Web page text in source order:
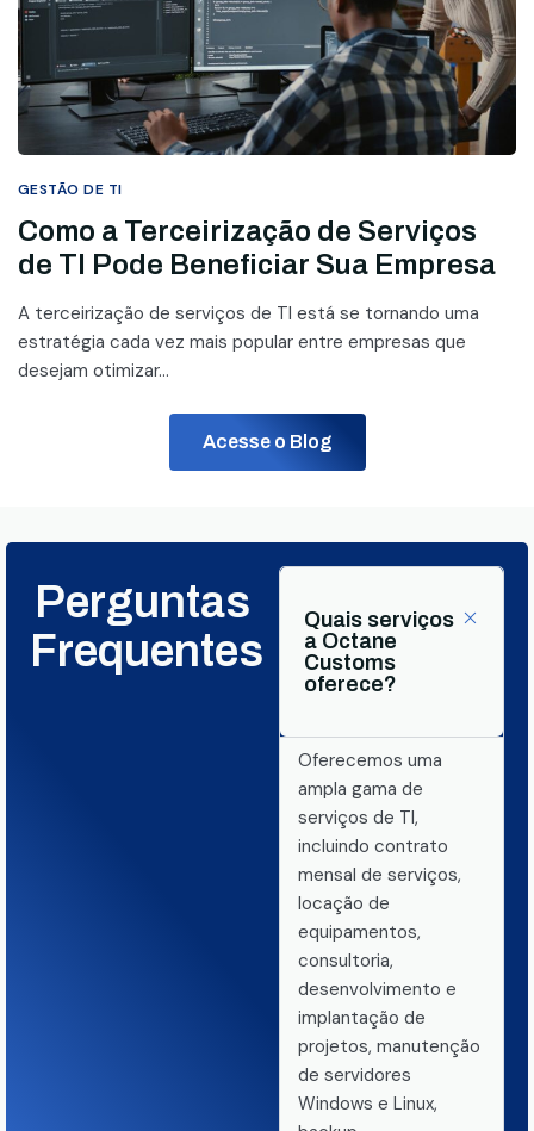
GESTÃO DE TI
Como a Terceirização de Serviços
de TI Pode Beneficiar Sua Empresa
A terceirização de serviços de TI está se tornando uma
estratégia cada vez mais popular entre empresas que
desejam otimizar...
Acesse o Blog
Perguntas
Frequentes
Quais serviços
a Octane
Customs
oferece?
Oferecemos uma
ampla gama de
serviços de TI,
incluindo contrato
mensal de serviços,
locação de
equipamentos,
consultoria,
desenvolvimento e
implantação de
projetos, manutenção
de servidores
Windows e Linux,